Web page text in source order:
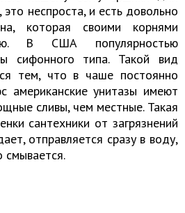
это неспроста, и есть довольно
которая своими корнями
В США популярностью
сифонного типа. Такой вид
тем, что в чаше постоянно
американские унитазы имеют
сливы, чем местные. Такая
сантехники от загрязнений
отправляется сразу в воду,
смывается.